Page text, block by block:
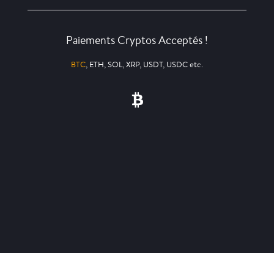
Paiements Cryptos Acceptés !
BTC, ETH, SOL, XRP, USDT, USDC etc.